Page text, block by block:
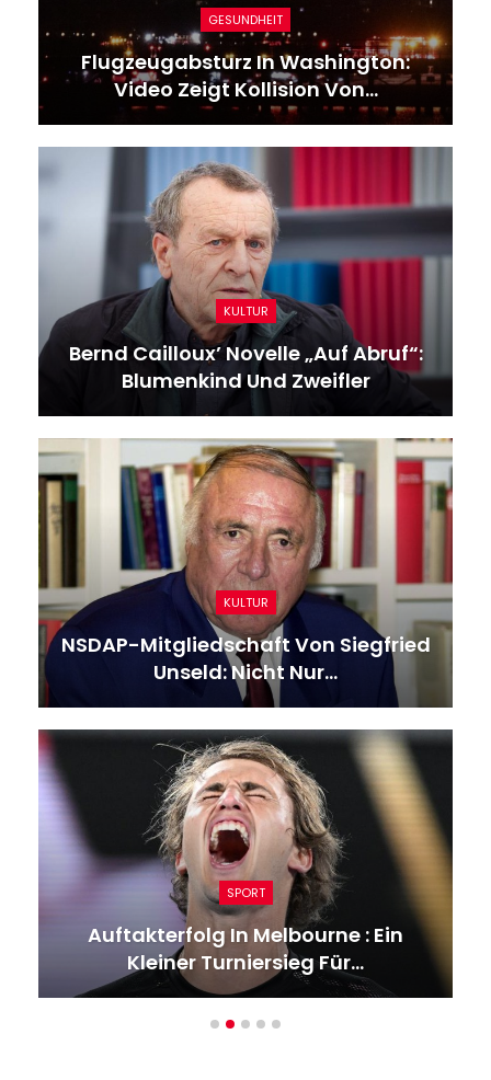
GESUNDHEIT
Flugzeugabsturz In Washington:
Video Zeigt Kollision Von…
KULTUR
Bernd Cailloux’ Novelle „Auf Abruf“:
Blumenkind Und Zweifler
KULTUR
NSDAP-Mitgliedschaft Von Siegfried
Unseld: Nicht Nur…
SPORT
Auftakterfolg In Melbourne : Ein
Kleiner Turniersieg Für…